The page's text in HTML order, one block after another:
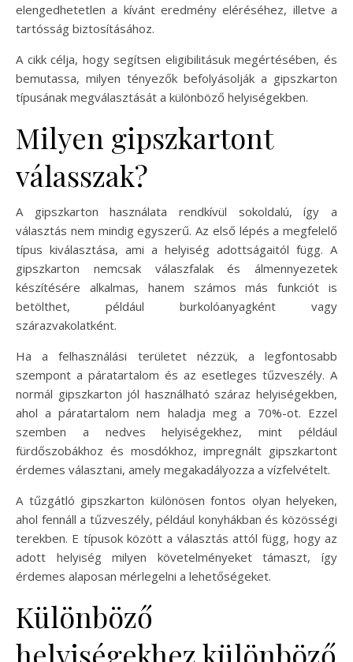
elengedhetetlen a kívánt eredmény eléréséhez, illetve a
tartósság biztosításához.
A cikk célja, hogy segítsen eligibilitásuk megértésében, és
bemutassa, milyen tényezők befolyásolják a gipszkarton
típusának megválasztását a különböző helyiségekben.
Milyen gipszkartont
válasszak?
A gipszkarton használata rendkívül sokoldalú, így a
választás nem mindig egyszerű. Az első lépés a megfelelő
típus kiválasztása, ami a helyiség adottságaitól függ. A
gipszkarton nemcsak válaszfalak és álmennyezetek
készítésére alkalmas, hanem számos más funkciót is
betölthet, például burkolóanyagként vagy
szárazvakolatként.
Ha a felhasználási területet nézzük, a legfontosabb
szempont a páratartalom és az esetleges tűzveszély. A
normál gipszkarton jól használható száraz helyiségekben,
ahol a páratartalom nem haladja meg a 70%-ot. Ezzel
szemben a nedves helyiségekhez, mint például
fürdőszobákhoz és mosdókhoz, impregnált gipszkartont
érdemes választani, amely megakadályozza a vízfelvételt.
A tűzgátló gipszkarton különösen fontos olyan helyeken,
ahol fennáll a tűzveszély, például konyhákban és közösségi
terekben. E típusok között a választás attól függ, hogy az
adott helyiség milyen követelményeket támaszt, így
érdemes alaposan mérlegelni a lehetőségeket.
Különböző